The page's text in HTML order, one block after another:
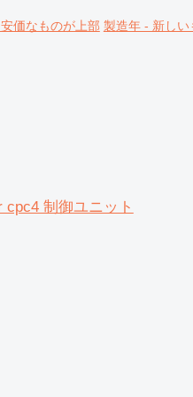
価なものが上部 製造年 - 新しい
cpc4 制御ユニット